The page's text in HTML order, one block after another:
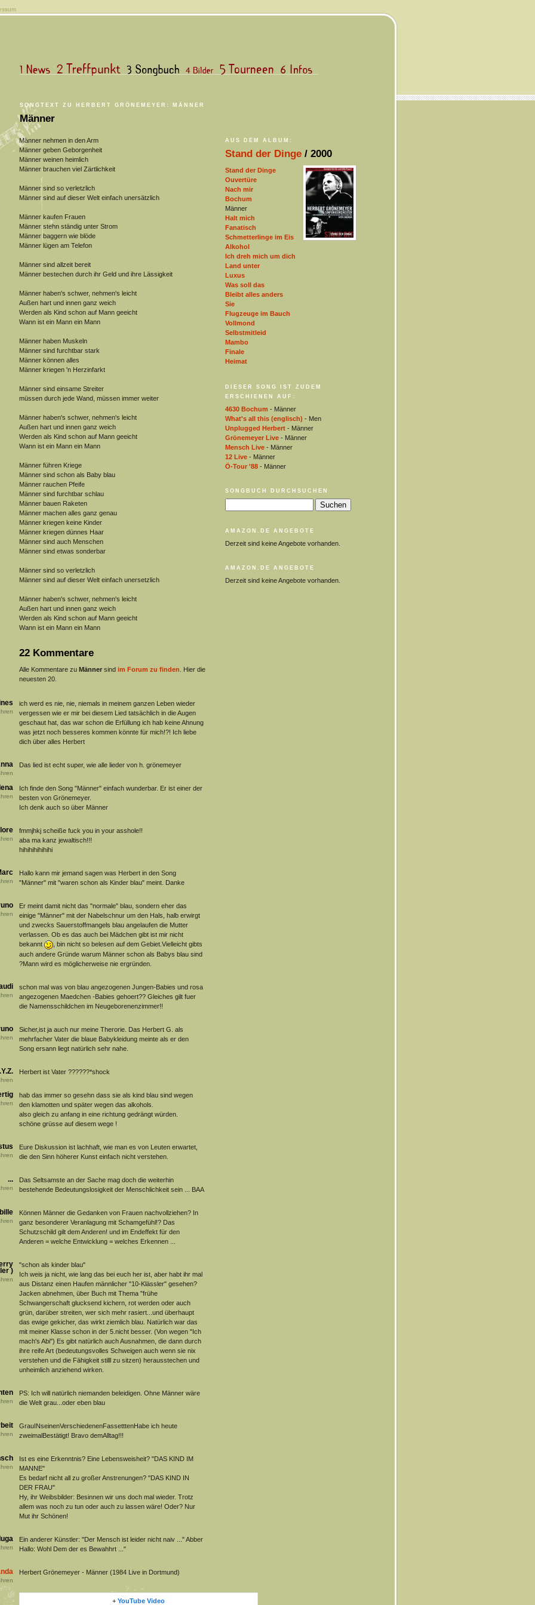
SONGTEXT ZU HERBERT GRÖNEMEYER: MÄNNER
Männer
Männer nehmen in den Arm
Männer geben Geborgenheit
Männer weinen heimlich
Männer brauchen viel Zärtlichkeit
Männer sind so verletzlich
Männer sind auf dieser Welt einfach unersätzlich
Männer kaufen Frauen
Männer stehn ständig unter Strom
Männer baggern wie blöde
Männer lügen am Telefon
Männer sind allzeit bereit
Männer bestechen durch ihr Geld und ihre Lässigkeit
Männer haben's schwer, nehmen's leicht
Außen hart und innen ganz weich
Werden als Kind schon auf Mann geeicht
Wann ist ein Mann ein Mann
Männer haben Muskeln
Männer sind furchtbar stark
Männer können alles
Männer kriegen 'n Herzinfarkt
Männer sind einsame Streiter
müssen durch jede Wand, müssen immer weiter
Männer haben's schwer, nehmen's leicht
Außen hart und innen ganz weich
Werden als Kind schon auf Mann geeicht
Wann ist ein Mann ein Mann
Männer führen Kriege
Männer sind schon als Baby blau
Männer rauchen Pfeife
Männer sind furchtbar schlau
Männer bauen Raketen
Männer machen alles ganz genau
Männer kriegen keine Kinder
Männer kriegen dünnes Haar
Männer sind auch Menschen
Männer sind etwas sonderbar
Männer sind so verletzlich
Männer sind auf dieser Welt einfach unersetzlich
Männer haben's schwer, nehmen's leicht
Außen hart und innen ganz weich
Werden als Kind schon auf Mann geeicht
Wann ist ein Mann ein Mann
22 Kommentare
Alle Kommentare zu Männersind im Forum zu finden . Hier die
neuesten 20.
ich werd es nie, nie, niemals in meinem ganzen Leben wieder
vergessen wie er mir bei diesem Lied tatsächlich in die Augen
geschaut hat, das war schon die Erfüllung ich hab keine Ahnung
was jetzt noch besseres kommen könnte für mich!?! Ich liebe
dich über alles Herbert
Das lied ist echt super, wie alle lieder von h. grönemeyer
Ich finde den Song "Männer" einfach wunderbar. Er ist einer der
besten von Grönemeyer.
Ich denk auch so über Männer
fmmjhkj scheiße fuck you in your asshole!!
aba ma kanz jewaltisch!!!
hihihihihihihi
Hallo kann mir jemand sagen was Herbert in den Song
"Männer" mit "waren schon als Kinder blau" meint. Danke
Er meint damit nicht das "normale" blau, sondern eher das
einige "Männer" mit der Nabelschnur um den Hals, halb erwirgt
und zwecks Sauerstoffmangels blau angelaufen die Mutter
verlassen. Ob es das auch bei Mädchen gibt ist mir nicht
bekannt
, bin nicht so belesen auf dem Gebiet.Vielleicht gibts
auch andere Gründe warum Männer schon als Babys blau sind
?Mann wird es möglicherweise nie ergründen.
schon mal was von blau angezogenen Jungen-Babies und rosa
angezogenen Maedchen -Babies gehoert?? Gleiches gilt fuer
die Namensschildchen im Neugeborenenzimmer!!
Sicher,ist ja auch nur meine Therorie. Das Herbert G. als
mehrfacher Vater die blaue Babykleidung meinte als er den
Song ersann liegt natürlich sehr nahe.
Herbert ist Vater ??????*shock
hab das immer so gesehn dass sie als kind blau sind wegen
den klamotten und später wegen das alkohols.
also gleich zu anfang in eine richtung gedrängt würden.
schöne grüsse auf diesem wege !
Eure Diskussion ist lachhaft, wie man es von Leuten erwartet,
die den Sinn höherer Kunst einfach nicht verstehen.
...
Das Seltsamste an der Sache mag doch die weiterhin
bestehende Bedeutungslosigkeit der Menschlichkeit sein ... BAA
Können Männer die Gedanken von Frauen nachvollziehen? In
ganz besonderer Veranlagung mit Schamgefühl!? Das
Schutzschild gilt dem Anderen! und im Endeffekt für den
Anderen = welche Entwicklung = welches Erkennen ...
)
"schon als kinder blau"
Ich weis ja nicht, wie lang das bei euch her ist, aber habt ihr mal
aus Distanz einen Haufen männlicher "10-Klässler" gesehen?
Jacken abnehmen, über Buch mit Thema "frühe
Schwangerschaft glucksend kichern, rot werden oder auch
grün, darüber streiten, wer sich mehr rasiert...und überhaupt
das ewige gekicher, das wirkt ziemlich blau. Natürlich war das
mit meiner Klasse schon in der 5.nicht besser. (Von wegen "Ich
mach's Abi") Es gibt natürlich auch Ausnahmen, die dann durch
ihre reife Art (bedeutungsvolles Schweigen auch wenn sie nix
verstehen und die Fähigkeit stilll zu sitzen) herausstechen und
unheimlich anziehend wirken.
PS: Ich will natürlich niemanden beleidigen. Ohne Männer wäre
die Welt grau...oder eben blau
GrauINseinenVerschiedenenFassetttenHabe ich heute
zweimalBestätigt! Bravo demAlltag!!!
Ist es eine Erkenntnis? Eine Lebensweisheit? "DAS KIND IM
MANNE"
Es bedarf nicht all zu großer Anstrenungen? "DAS KIND IN
DER FRAU"
Hy, ihr Weibsbilder: Besinnen wir uns doch mal wieder. Trotz
allem was noch zu tun oder auch zu lassen wäre! Oder? Nur
Mut ihr Schönen!
Ein anderer Künstler: "Der Mensch ist leider nicht naiv ..." Abber
Hallo: Wohl Dem der es Bewahhrt ..."
Herbert Grönemeyer - Männer (1984 Live in Dortmund)
+ YouTube Video
AUS DEM ALBUM:
Stand der Dinge/ 2000
Stand der Dinge
Ouvertüre
Nach mir
Bochum
Männer
Halt mich
Fanatisch
Schmetterlinge im Eis
Alkohol
Ich dreh mich um dich
Land unter
Luxus
Was soll das
Bleibt alles anders
Sie
Flugzeuge im Bauch
Vollmond
Selbstmitleid
Mambo
Finale
Heimat
DIESER SONG IST ZUDEM
ERSCHIENEN AUF:
4630 Bochum - Männer
What's all this (englisch) - Men
Unplugged Herbert- Männer
Grönemeyer Live- Männer
Mensch Live- Männer
12 Live- Männer
Ö-Tour '88- Männer
SONGBUCH DURCHSUCHEN
AMAZON.DE ANGEBOTE
Derzeit sind keine Angebote vorhanden.
AMAZON.DE ANGEBOTE
Derzeit sind keine Angebote vorhanden.